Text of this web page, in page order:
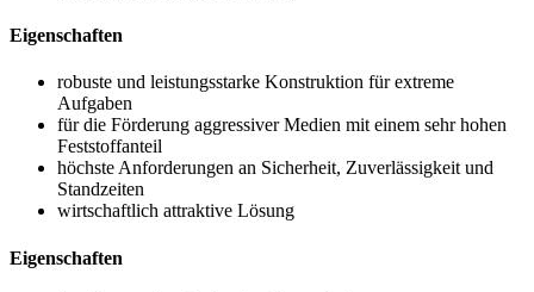
Eigenschaften
robuste und leistungsstarke Konstruktion für extreme
Aufgaben
für die Förderung aggressiver Medien mit einem sehr hohen
Feststoffanteil
höchste Anforderungen an Sicherheit, Zuverlässigkeit und
Standzeiten
wirtschaftlich attraktive Lösung
Eigenschaften